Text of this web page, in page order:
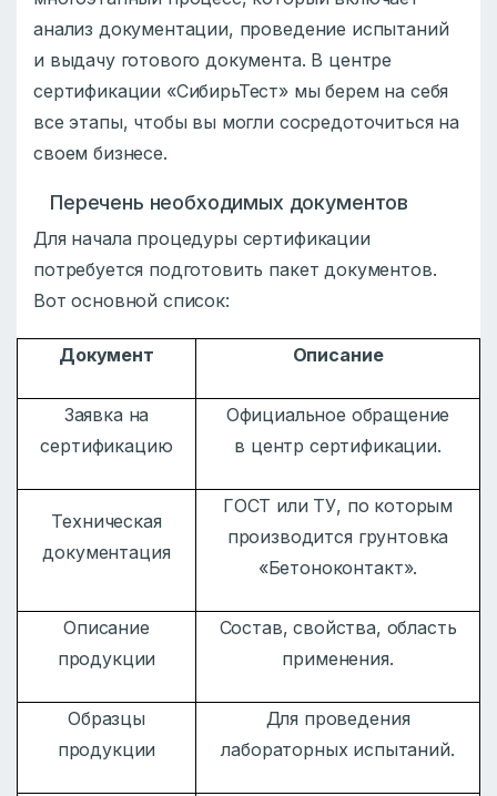
анализ документации, проведение испытаний
и выдачу готового документа. В центре
сертификации «СибирьТест» мы берем на себя
все этапы, чтобы вы могли сосредоточиться на
своем бизнесе.
Перечень необходимых документов
Для начала процедуры сертификации
потребуется подготовить пакет документов.
Вот основной список:
Документ Описание
Заявка на
сертификацию
Официальное обращение
в центр сертификации.
Техническая
документация
ГОСТ или ТУ, по которым
производится грунтовка
«Бетоноконтакт».
Описание
продукции
Состав, свойства, область
применения.
Образцы
продукции
Для проведения
лабораторных испытаний.